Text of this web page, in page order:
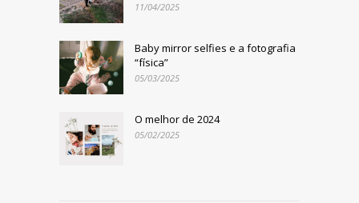
11/04/2025
Baby mirror selfies e a fotografia
“física”
05/03/2025
O melhor de 2024
05/02/2025